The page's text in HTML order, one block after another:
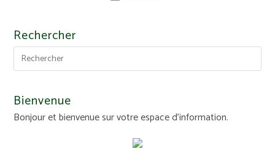
Rechercher
Bienvenue
Bonjour et bienvenue sur votre espace d'information.